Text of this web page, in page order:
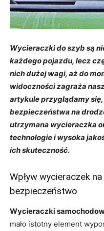
Wycieraczki do szyb są
każdego pojazdu, lecz
nich dużej wagi, aż do
widoczności zagraża
artykule przyglądamy
bezpieczeństwa na
utrzymana wycieraczka
technologie i wysoka
ich skuteczność.
Wpływ wycieraczek
bezpieczeństwo
Wycieraczki
mało istotny element